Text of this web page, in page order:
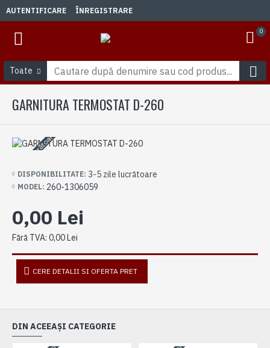
AUTENTIFICARE ÎNREGISTRARE
0
Toate
GARNITURA TERMOSTAT D-260
3-5 zile lucrătoare
DISPONIBILITATE: 3-5 zile lucrătoare
MODEL: 260-1306059
0,00 Lei
Fără TVA: 0,00 Lei
CERE DETALII SI OFERTA PRET
DIN ACEEAȘI CATEGORIE